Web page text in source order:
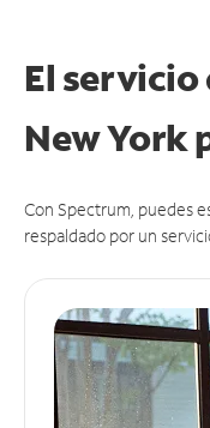
El
New York
Con Spectrum, puedes
respaldado por un